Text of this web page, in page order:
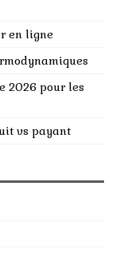
en ligne
2026 pour les
vs payant